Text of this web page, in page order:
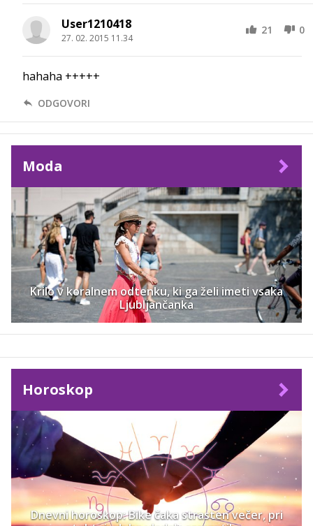
User1210418
27. 02. 2015 11.34
21 0
hahaha +++++
ODGOVORI
Moda
Krilo v koralnem odtenku, ki ga želi imeti vsaka
Ljubljančanka
Horoskop
Dnevni horoskop: Bike čaka strasten večer, pri